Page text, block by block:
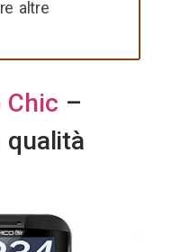
altre
Chic –
qualità